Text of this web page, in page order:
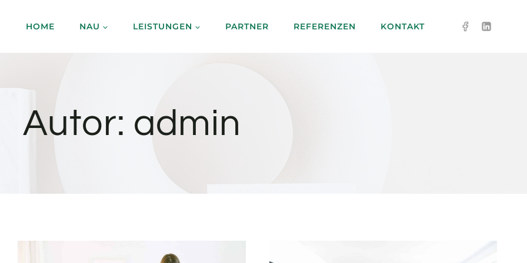
HOME NAU LEISTUNGEN PARTNER REFERENZEN KONTAKT
Autor: admin